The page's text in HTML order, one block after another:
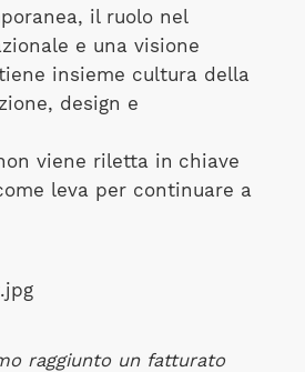
il ruolo nel
e una visione
insieme cultura della
design e
viene riletta in chiave
leva per continuare a
raggiunto un fatturato